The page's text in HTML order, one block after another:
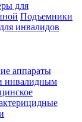
для
Подъемники
инвалидов
аппараты
инвалидным